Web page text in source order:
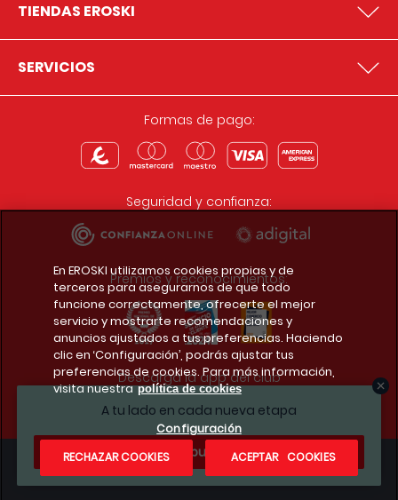
A tu lado en cada nueva etapa
¿Te apuntas?
TIENDAS EROSKI
SERVICIOS
Formas de pago:
Seguridad y confianza:
Premios y reconocimientos:
Descarga la app del club
Condiciones legales
En EROSKI utilizamos cookies propias y de
terceros para asegurarnos de que todo
funcione correctamente, ofrecerte el mejor
servicio y mostrarte recomendaciones y
anuncios ajustados a tus preferencias. Haciendo
clic en ‘Configuración’, podrás ajustar tus
preferencias de cookies. Para más información,
visita nuestra política de cookies
Configuración
RECHAZAR COOKIES
ACEPTAR COOKIES